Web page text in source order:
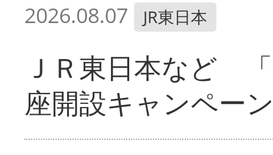
2026.08.07 JR東日本
ＪＲ東日本など
座開設キャンペー